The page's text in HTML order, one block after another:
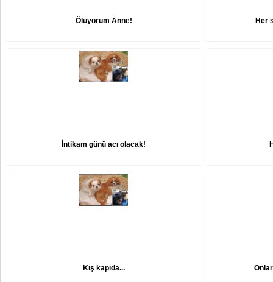
Ölüyorum Anne! Her
İntikam günü acı olacak!
Kış kapıda...